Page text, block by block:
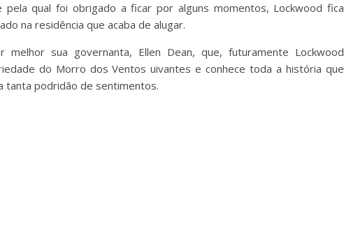
qual foi obrigado a ficar por alguns momentos, Lockwood fica
na residência que acaba de alugar.
sua governanta, Ellen Dean, que, futuramente Lockwood
do Morro dos Ventos uivantes e conhece toda a história que
tanta podridão de sentimentos.